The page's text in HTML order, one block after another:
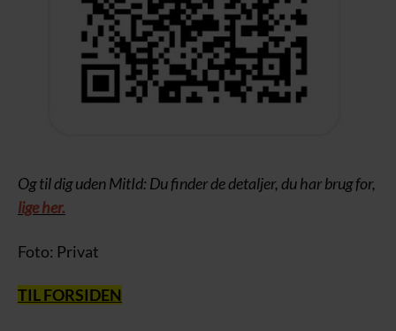
Og til dig uden MitId: Du finder de detaljer, du har brug for,
lige her.
Foto: Privat
TIL FORSIDEN